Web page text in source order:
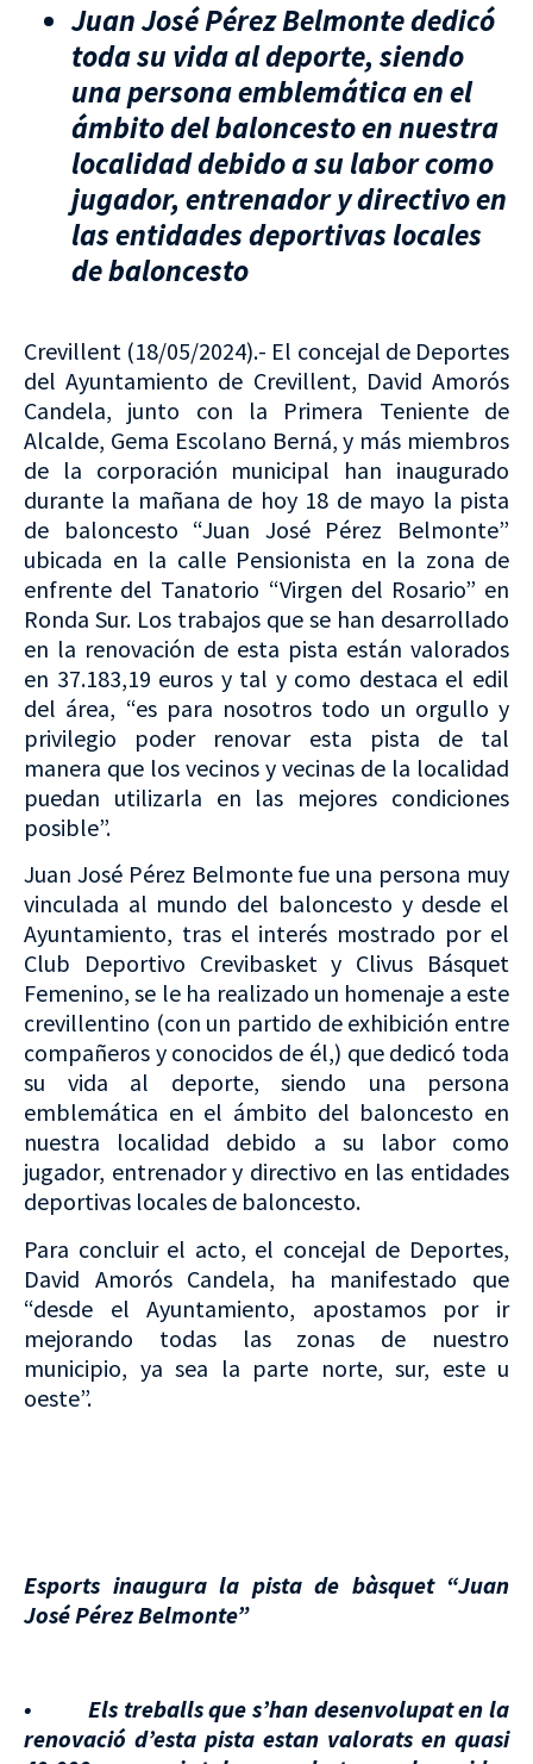
Juan José Pérez Belmonte dedicó
toda su vida al deporte, siendo
una persona emblemática en el
ámbito del baloncesto en nuestra
localidad debido a su labor como
jugador, entrenador y directivo en
las entidades deportivas locales
de baloncesto
Crevillent (18/05/2024).- El concejal de Deportes
del Ayuntamiento de Crevillent, David Amorós
Candela, junto con la Primera Teniente de
Alcalde, Gema Escolano Berná, y más miembros
de la corporación municipal han inaugurado
durante la mañana de hoy 18 de mayo la pista
de baloncesto “Juan José Pérez Belmonte”
ubicada en la calle Pensionista en la zona de
enfrente del Tanatorio “Virgen del Rosario” en
Ronda Sur. Los trabajos que se han desarrollado
en la renovación de esta pista están valorados
en 37.183,19 euros y tal y como destaca el edil
del área, “es para nosotros todo un orgullo y
privilegio poder renovar esta pista de tal
manera que los vecinos y vecinas de la localidad
puedan utilizarla en las mejores condiciones
posible”.
Juan José Pérez Belmonte fue una persona muy
vinculada al mundo del baloncesto y desde el
Ayuntamiento, tras el interés mostrado por el
Club Deportivo Crevibasket y Clivus Básquet
Femenino, se le ha realizado un homenaje a este
crevillentino (con un partido de exhibición entre
compañeros y conocidos de él,) que dedicó toda
su vida al deporte, siendo una persona
emblemática en el ámbito del baloncesto en
nuestra localidad debido a su labor como
jugador, entrenador y directivo en las entidades
deportivas locales de baloncesto.
Para concluir el acto, el concejal de Deportes,
David Amorós Candela, ha manifestado que
“desde el Ayuntamiento, apostamos por ir
mejorando todas las zonas de nuestro
municipio, ya sea la parte norte, sur, este u
oeste”.
Esports inaugura la pista de bàsquet “Juan
José Pérez Belmonte”
• Els treballs que s’han desenvolupat en la
renovació d’esta pista estan valorats en quasi